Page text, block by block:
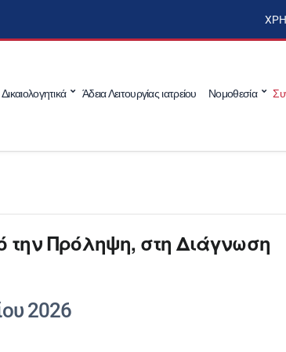
Δικαιολογητικά Άδεια Λειτουργίας ιατρείου Νομοθεσία
την Πρόληψη, στη Διάγνωση
2026